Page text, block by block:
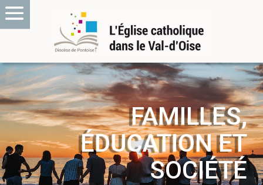
FAMILLES,
ÉDUCATION ET
SOCIÉTÉ